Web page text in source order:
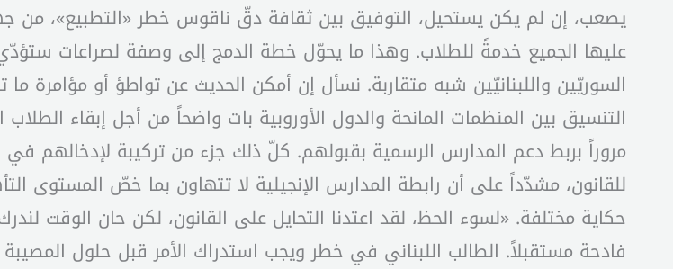
يصعب، إن لم يكن يستحيل، التوفيق بين ثقافة دقّ ناقوس خطر «التطبيع»، من
عليها الجميع خدمةً للطلاب. وهذا ما يحوّل خطة الدمج إلى وصفة لصراعات
السوريّين واللبنانيّين شبه متقاربة. نسأل إن أمكن الحديث عن تواطؤ أو مؤامرة
التنسيق بين المنظمات المانحة والدول الأوروبية بات واضحاً من أجل إبقاء
مروراً بربط دعم المدارس الرسمية بقبولهم. كلّ ذلك جزء من تركيبة لإدخالهم
للقانون، مشدّداً على أن رابطة المدارس الإنجيلية لا تتهاون بما خصّ المستوى
حكاية مختلفة. «لسوء الحظ، لقد اعتدنا التحايل على القانون، لكن حان الوقت
فادحة مستقبلاً. الطالب اللبناني في خطر ويجب استدراك الأمر قبل حلول المصيبة